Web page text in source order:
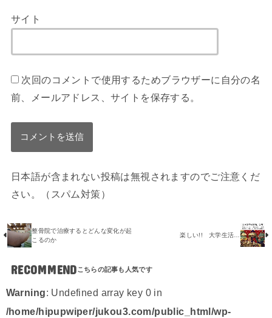
サイト
次回のコメントで使用するためブラウザーに自分の名
前、メールアドレス、サイトを保存する。
日本語が含まれない投稿は無視されますのでご注意くだ
さい。（スパム対策）
整骨院で治療するとどんな変化が起
こるのか
楽しい!! 大学生活…
RECOMMEND
Warning: Undefined array key 0 in
/home/hipupwiper/jukou3.com/public_html/wp-